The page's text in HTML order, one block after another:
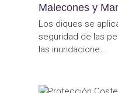
Malecones y
Los diques se
seguridad de las
las inundacione...